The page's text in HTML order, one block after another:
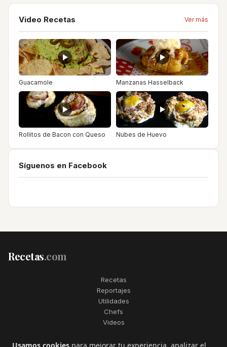
Video Recetas Ver más
Guacamole Manzanas Hasselback
Rollitos de Bacon con Queso Nubes de Huevo
Síguenos en Facebook
Recetas.com
Recetas
Reportajes
Utilidades
Chefs
Videos
2006–2026. Todos los derechos reservados. Recetas.com es una